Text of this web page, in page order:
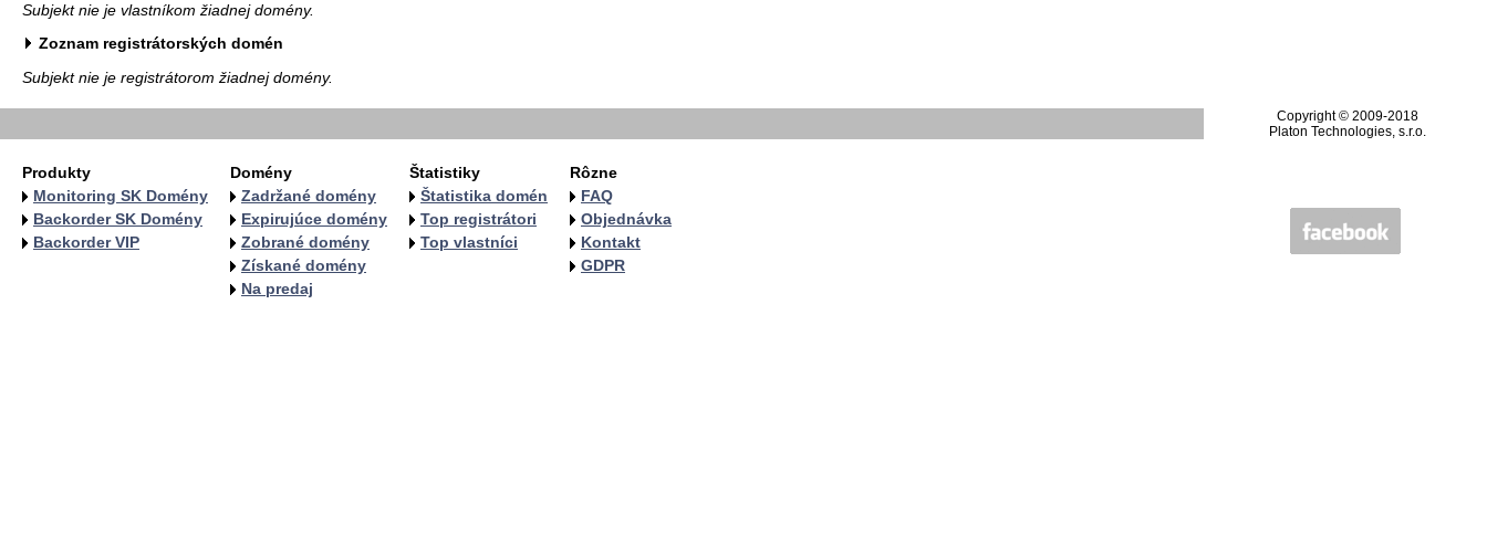
Subjekt nie je vlastníkom žiadnej domény.
Zoznam registrátorských domén
Subjekt nie je registrátorom žiadnej domény.
Copyright © 2009-2018
Platon Technologies, s.r.o.
Produkty
Monitoring SK Domény
Backorder SK Domény
Backorder VIP
Domény
Zadržané domény
Expirujúce domény
Zobrané domény
Získané domény
Na predaj
Štatistiky
Štatistika domén
Top registrátori
Top vlastníci
Rôzne
FAQ
Objednávka
Kontakt
GDPR